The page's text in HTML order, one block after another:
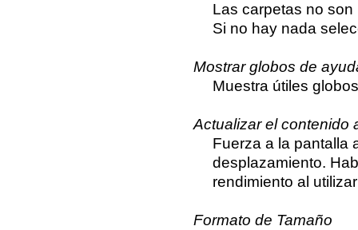
Las carpetas no son
Si no hay nada
Mostrar globos de
Muestra útiles
Actualizar el contenido
Fuerza a la pantalla
desplazamiento.
rendimiento al
Formato de Tamaño